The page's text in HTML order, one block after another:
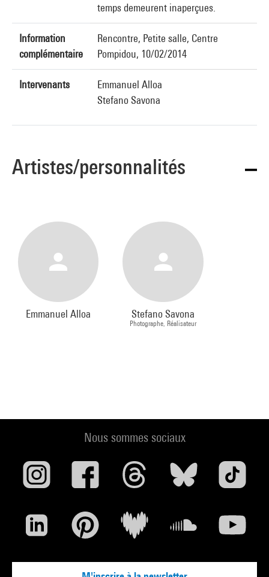
temps demeurent inaperçues.
Information
complémentaire
Rencontre, Petite salle, Centre
Pompidou, 10/02/2014
Intervenants
Emmanuel Alloa
Stefano Savona
Artistes/personnalités
Emmanuel Alloa Stefano Savona
Photographe, Réalisateur
Nous sommes sociaux